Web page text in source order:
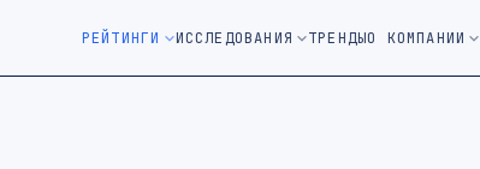
окне)
РЕЙТИНГИ ИССЛЕДОВАНИЯ ТРЕНДЫО КОМПАНИИ